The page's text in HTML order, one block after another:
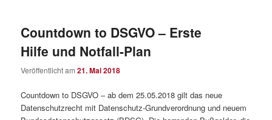
Countdown to DSGVO – Erste
Hilfe und Notfall-Plan
Veröffentlicht am21. Mai 2018
Countdown to DSGVO ‒ ab dem 25.05.2018 gilt das neue
Datenschutzrecht mit Datenschutz-Grundverordnung und neuem